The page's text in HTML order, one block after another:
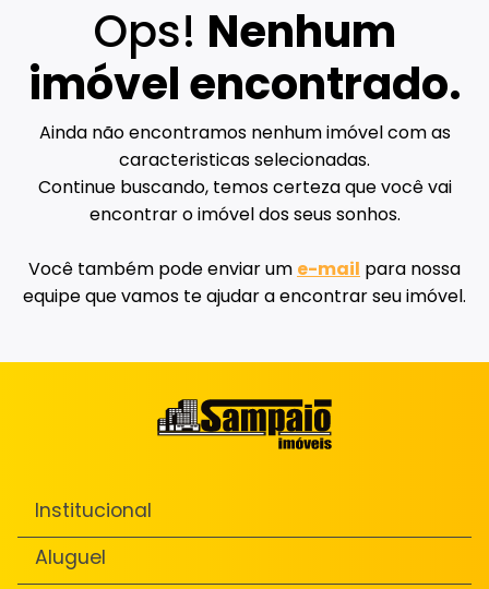
Ops! Nenhum
imóvel encontrado.
Ainda não encontramos nenhum imóvel com as
caracteristicas selecionadas.
Continue buscando, temos certeza que você vai
encontrar o imóvel dos seus sonhos.
Você também pode enviar um e-mail para nossa
equipe que vamos te ajudar a encontrar seu imóvel.
Institucional
Aluguel